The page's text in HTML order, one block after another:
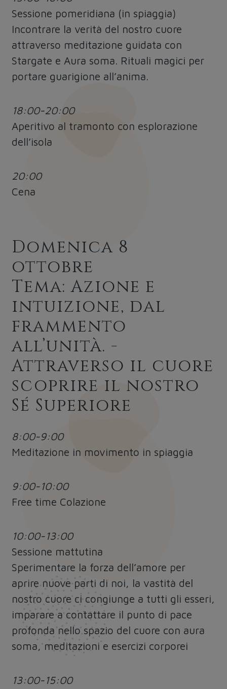
Sessione pomeridiana (in spiaggia)
Incontrare la verità del nostro cuore
attraverso meditazione guidata con
Stargate e Aura soma. Rituali magici per
portare guarigione all’anima.
18:00-20:00
Aperitivo al tramonto con esplorazione
dell’isola
20:00
Cena
Domenica 8
ottobre
Tema: Azione e
intuizione, dal
frammento
all’unità. -
Attraverso il cuore
scoprire il nostro
Sé Superiore
8:00-9:00
Meditazione in movimento in spiaggia
9:00-10:00
Free time Colazione
10:00-13:00
Sessione mattutina
Sperimentare la forza dell’amore per
aprire nuove parti di noi, la vastità del
nostro cuore ci congiunge a tutti gli esseri,
imparare a contattare il punto di pace
profonda nello spazio del cuore con aura
soma, meditazioni e esercizi corporei
13:00-15:00